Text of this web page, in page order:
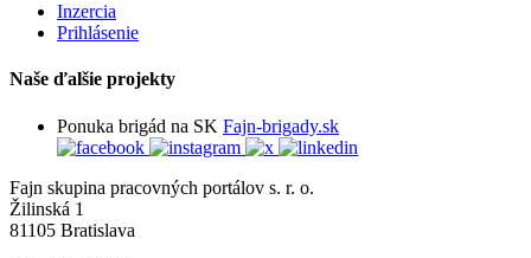
Inzercia
Prihlásenie
Naše ďalšie projekty
Ponuka brigád na SK Fajn-brigady.sk
Fajn skupina pracovných portálov s. r. o.
Žilinská 1
81105 Bratislava